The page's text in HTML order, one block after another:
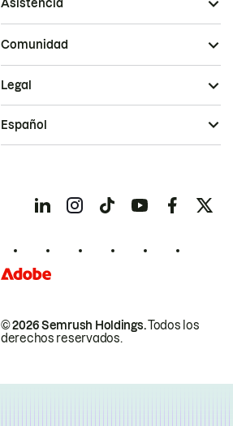
Asistencia
Comunidad
© 2026 Semrush Holdings.Todos los
derechos reservados.
Legal
Español